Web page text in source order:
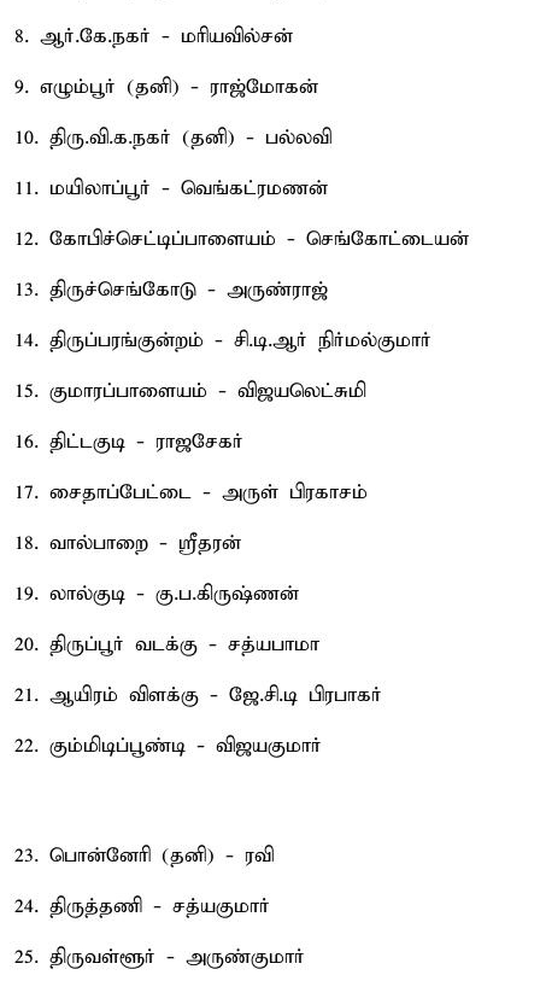
8. ஆர்.கே.நகர் - மரியவில்சன்
9. எழும்பூர் (தனி) - ராஜ்மோகன்
10. திரு.வி.க.நகர் (தனி) - பல்லவி
11. மயிலாப்பூர் - வெங்கட்ரமணன்
12. கோபிச்செட்டிப்பாளையம் - செங்கோட்டையன்
13. திருச்செங்கோடு - அருண்ராஜ்
14. திருப்பரங்குன்றம் - சி.டி.ஆர் நிர்மல்குமார்
15. குமாரப்பாளையம் - விஜயலெட்சுமி
16. திட்டகுடி - ராஜசேகர்
17. சைதாப்பேட்டை - அருள் பிரகாசம்
18. வால்பாறை - ஸ்ரீதரன்
19. லால்குடி - கு.ப.கிருஷ்ணன்
20. திருப்பூர் வடக்கு - சத்யபாமா
21. ஆயிரம் விளக்கு - ஜே.சி.டி பிரபாகர்
22. கும்மிடிப்பூண்டி - விஜயகுமார்
23. பொன்னேரி (தனி) - ரவி
24. திருத்தணி - சத்யகுமார்
25. திருவள்ளூர் - அருண்குமார்